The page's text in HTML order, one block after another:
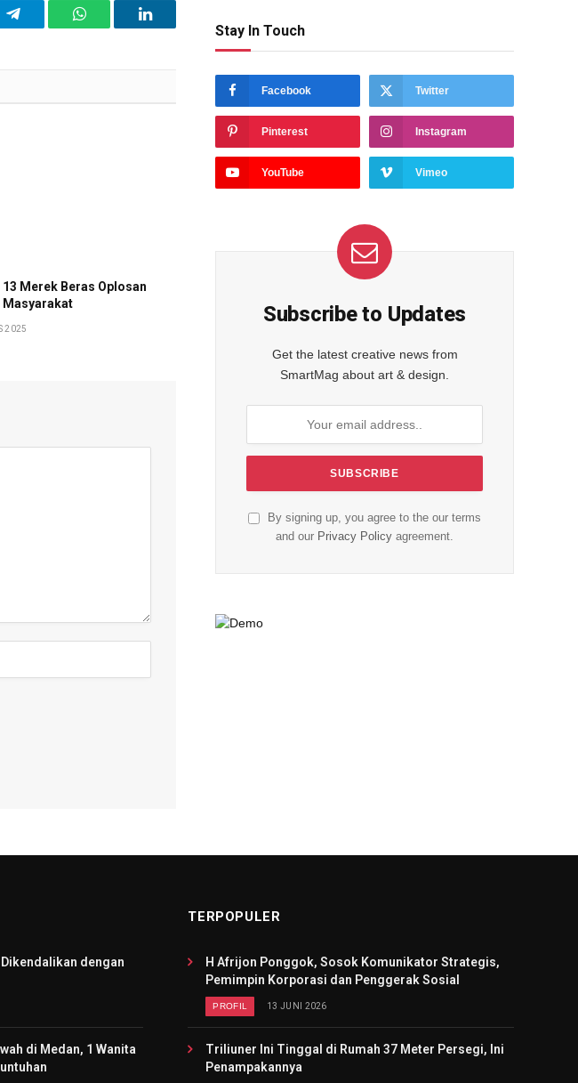
Telegram WhatsAppLinkedIn
13 Merek Beras Oplosan
Masyarakat
2025
Stay In Touch
Facebook Twitter
Pinterest Instagram
YouTube Vimeo
Subscribe to Updates
Get the latest creative news from
SmartMag about art & design.
By signing up, you agree to the our terms
and our Privacy Policy agreement.
dengan
di Medan, 1 Wanita
TERPOPULER
H Afrijon Ponggok, Sosok Komunikator Strategis,
Pemimpin Korporasi dan Penggerak Sosial
PROFIL 13 JUNI 2026
Triliuner Ini Tinggal di Rumah 37 Meter Persegi, Ini
Penampakannya